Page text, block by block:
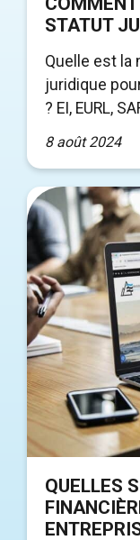
STATUT
Quelle est la
juridique
? EI, EURL,
8 août 2024
QUELLES